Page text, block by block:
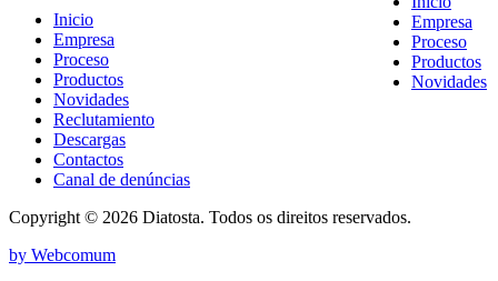
Inicio
Empresa
Proceso
Productos
Novidades
Reclutamiento
Descargas
Contactos
Canal de denúncias
Copyright © 2026 Diatosta. Todos os direitos reservados.
by Webcomum
Empresa
Proceso
Productos
Novidades